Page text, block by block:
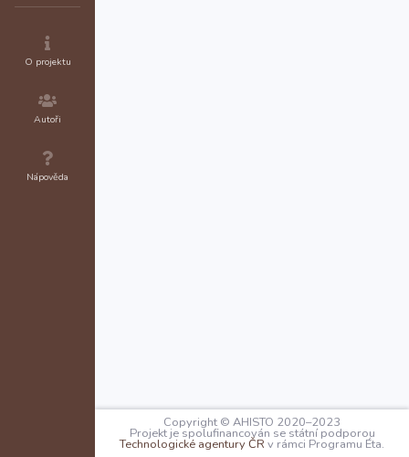
O projektu
Autoři
Nápověda
Copyright © AHISTO 2020–2023
Projekt je spolufinancován se státní podporou
Technologické agentury ČR v rámci Programu Éta.